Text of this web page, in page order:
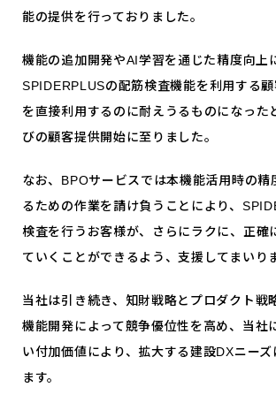
能の提供を行っておりました。
機能の追加開発やAI学習を通じた精度向上
SPIDERPLUSの配筋検査機能を利用する
を直接利用するのに耐えうるものになった
びの顧客提供開始に至りました。
なお、BPOサービスでは本機能活用時の精
るための作業を請け負うことにより、
検査を行うお客様が、さらにラクに、正確
ていくことができるよう、支援してまいり
当社は引き続き、知財戦略とプロダクト戦
機能開発によって競争優位性を高め、当社
い付加価値により、拡大する建設DXニーズ
ます。